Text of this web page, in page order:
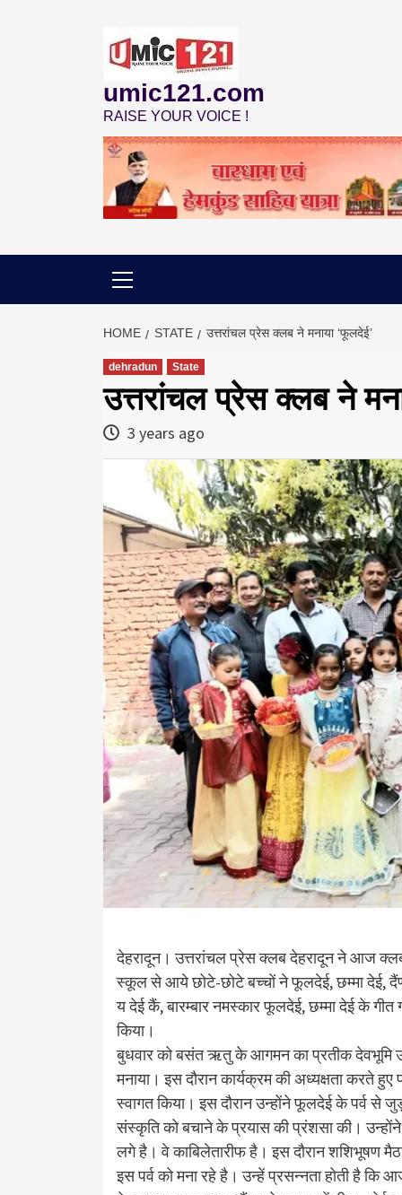
umic121.com
RAISE YOUR VOICE !
HOME STATE उत्तरांचल प्रेस क्लब ने मनाया ‘फूलदेई’
dehradun State
उत्तरांचल प्रेस क्लब ने
3 years ago
देहरादून। उत्तरांचल प्रेस क्लब देहरादून ने आज
स्कूल से आये छोटे-छोटे बच्चों ने फूलदेई, छम्मा देई,
य देई कैं, बारम्बार नमस्कार फूलदेई, छम्मा देई के
किया।
बुधवार को बसंत ऋतु के आगमन का प्रतीक देवभूमि
मनाया। इस दौरान कार्यक्रम की अध्यक्षता करते
स्वागत किया। इस दौरान उन्होंने फूलदेई के पर्व से
संस्कृति को बचाने के प्रयास की प्रंशसा की।
लगे है। वे काबिलेतारीफ है। इस दौरान शशिभूषण
इस पर्व को मना रहे है। उन्हें प्रसन्नता होती है कि